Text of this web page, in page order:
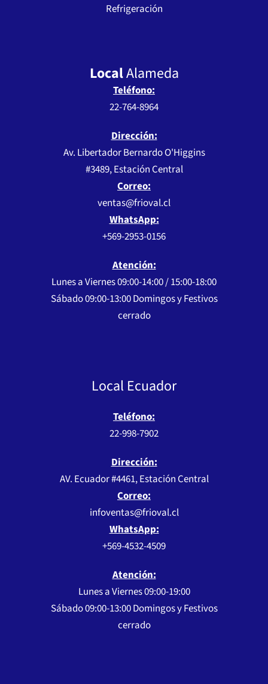
Refrigeración
LocalAlameda
Teléfono:
22-764-8964
Dirección:
Av. Libertador Bernardo O'Higgins
#3489, Estación Central
Correo:
ventas@frioval.cl
WhatsApp:
+569-2953-0156
Atención:
Lunes a Viernes 09:00-14:00 / 15:00-18:00
Sábado 09:00-13:00 Domingos y Festivos
cerrado
Local Ecuador
Teléfono:
22-998-7902
Dirección:
AV. Ecuador #4461, Estación Central
Correo:
infoventas@frioval.cl
WhatsApp:
+569-4532-4509
Atención:
Lunes a Viernes 09:00-19:00
Sábado 09:00-13:00 Domingos y Festivos
cerrado